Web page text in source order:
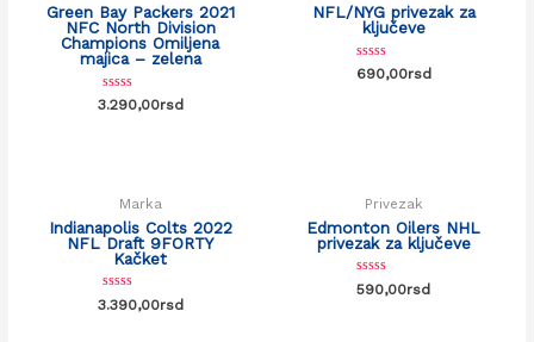
Green Bay Packers 2021
NFC North Division
Champions Omiljena
majica – zelena
Rated
3.290,00rsd
NFL/NYG privezak za
ključeve
Rated
690,00rsd
Marka
Indianapolis Colts 2022
NFL Draft 9FORTY
Kačket
Rated
0
3.390,00rsd
Privezak
Edmonton Oilers NHL
privezak za ključeve
Rated
0
590,00rsd